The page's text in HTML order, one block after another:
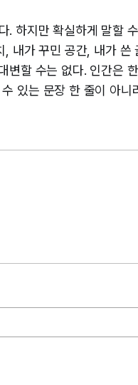
하지만 확실하게 말할
내가 꾸민 공간, 내가 쓴
할 수는 없다. 인간은
있는 문장 한 줄이 아니